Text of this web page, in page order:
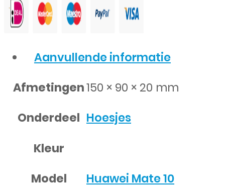
Aanvullende informatie
Afmetingen150 × 90 × 20 mm
Onderdeel Hoesjes
Kleur
Model
Huawei Mate 10